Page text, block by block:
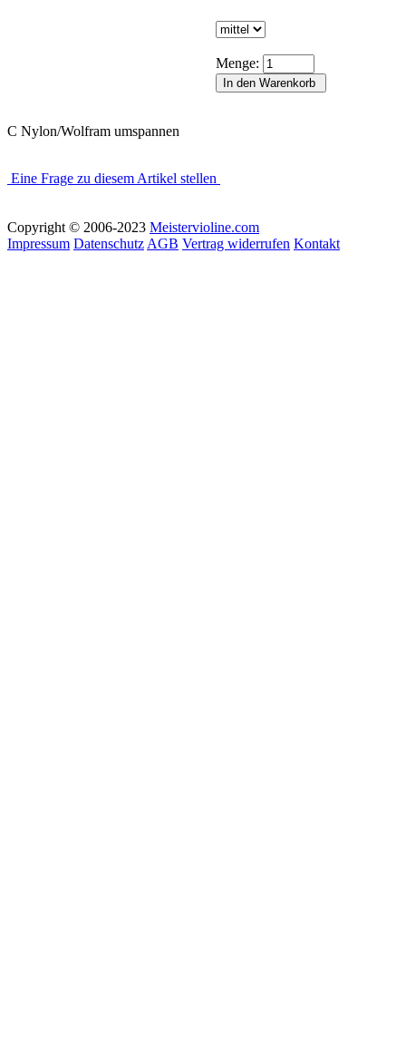
Menge:
C Nylon/Wolfram umspannen
Eine Frage zu diesem Artikel stellen
Copyright © 2006-2023 Meistervioline.com
Impressum Datenschutz AGB Vertrag widerrufen Kontakt